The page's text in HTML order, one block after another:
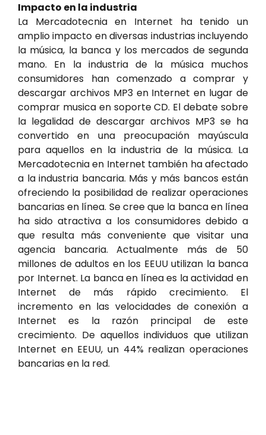
Impacto en la industria
La Mercadotecnia en Internet ha tenido un
amplio impacto en diversas industrias incluyendo
la música, la banca y los mercados de segunda
mano. En la industria de la música muchos
consumidores han comenzado a comprar y
descargar archivos MP3 en Internet en lugar de
comprar musica en soporte CD. El debate sobre
la legalidad de descargar archivos MP3 se ha
convertido en una preocupación mayúscula
para aquellos en la industria de la música. La
Mercadotecnia en Internet también ha afectado
a la industria bancaria. Más y más bancos están
ofreciendo la posibilidad de realizar operaciones
bancarias en línea. Se cree que la banca en línea
ha sido atractiva a los consumidores debido a
que resulta más conveniente que visitar una
agencia bancaria. Actualmente más de 50
millones de adultos en los EEUU utilizan la banca
por Internet. La banca en línea es la actividad en
Internet de más rápido crecimiento. El
incremento en las velocidades de conexión a
Internet es la razón principal de este
crecimiento. De aquellos individuos que utilizan
Internet en EEUU, un 44% realizan operaciones
bancarias en la red.